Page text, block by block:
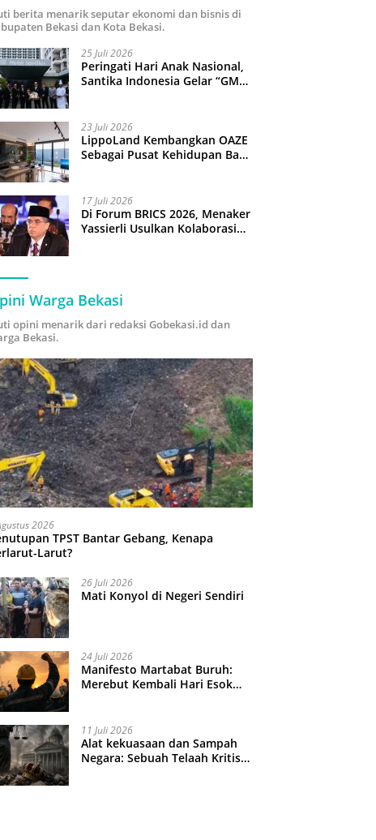
berita menarik seputar ekonomi dan bisnis di
Bekasi dan Kota Bekasi.
25 Juli 2026
Peringati Hari Anak Nasional,
Santika Indonesia Gelar “GM
23 Juli 2026
LippoLand Kembangkan OAZE
Sebagai Pusat Kehidupan Baru
17 Juli 2026
Di Forum BRICS 2026, Menaker
Yassierli Usulkan Kolaborasi
Warga Bekasi
opini menarik dari redaksi Gobekasi.id dan
Bekasi.
2026
TPST Bantar Gebang, Kenapa
Larut?
26 Juli 2026
Mati Konyol di Negeri Sendiri
24 Juli 2026
Manifesto Martabat Buruh:
Merebut Kembali Hari Esok
11 Juli 2026
Alat kekuasaan dan Sampah
Negara: Sebuah Telaah Kritis